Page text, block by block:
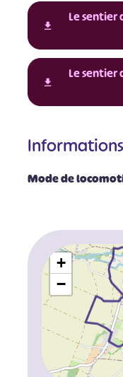
Le sentier
Le sentier
Mode de
+
−